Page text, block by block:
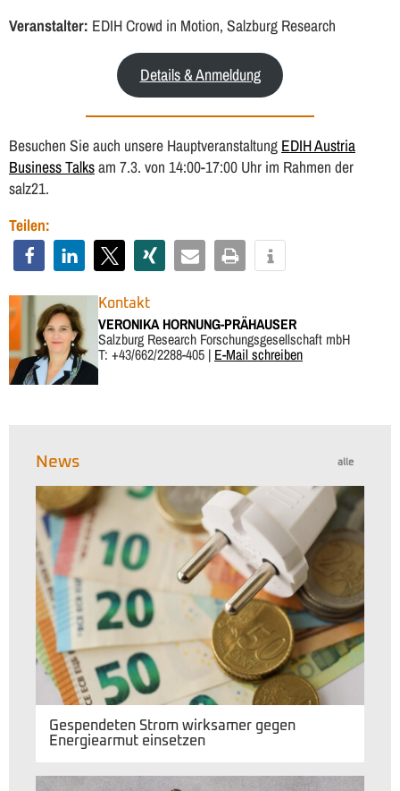
Veranstalter: EDIH Crowd in Motion, Salzburg Research
Details & Anmeldung
Besuchen Sie auch unsere Hauptveranstaltung EDIH Austria
Business Talksam 7.3. von 14:00-17:00 Uhr im Rahmen der
salz21.
Teilen:
Kontakt
VERONIKA HORNUNG-PRÄHAUSER
Salzburg Research Forschungsgesellschaft mbH
T: +43/662/2288-405 | E-Mail schreiben
alle
News
Gespendeten Strom wirksamer gegen
Energiearmut einsetzen